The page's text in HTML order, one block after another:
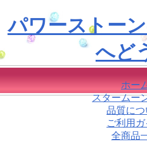
パワーストー
へど
ホー
スタームー
品質につ
ご利用ガ
全商品